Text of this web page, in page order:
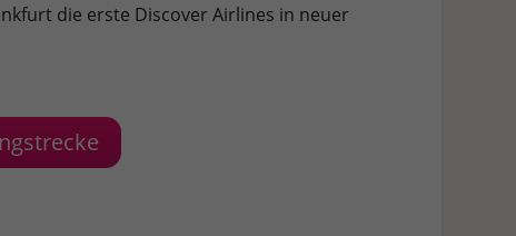
die erste Discover Airlines in neuer